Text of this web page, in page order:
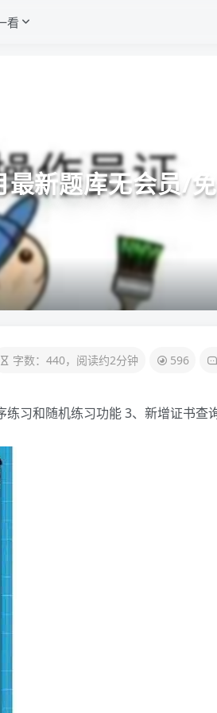
看
新题库无会员/
字数：440，阅读约2分钟 596
练习和随机练习功能 3、新增证书查